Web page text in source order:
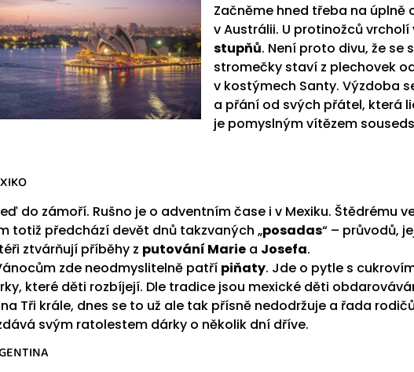
Začněme hned třeba na
v Austrálii. U protinožců
stupňů. Není proto divu, že se
stromečky staví z plechovek
v kostýmech Santy. Výzdoba
a přání od svých přátel, která
je pomyslným vítězem
do zámoří. Rušno je o adventním čase i v Mexiku. Štědrému
totiž předchází devět dnů takzvaných „posadas“ – průvodů,
ztvárňují příběhy z putování Marie a Josefa.
zde neodmyslitelně patří piňaty. Jde o pytle s
které děti rozbíjejí. Dle tradice jsou mexické děti
Tři krále, dnes se to už ale tak přísně nedodržuje a řada
svým ratolestem dárky o několik dní dříve.